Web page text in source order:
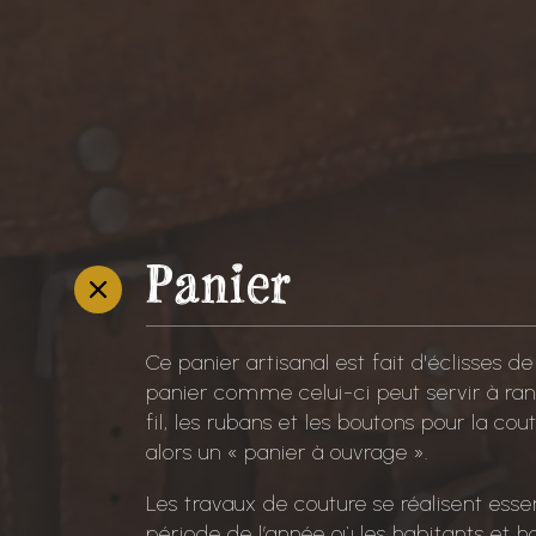
R
e
Panier
Ce panier artisanal est fait d'éclisses
panier comme celui-ci peut servir à
fil, les rubans et les boutons pour la
alors un « panier à ouvrage ».
Les travaux de couture se réalisent